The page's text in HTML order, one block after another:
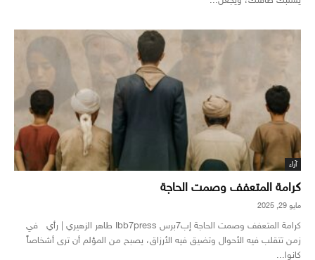
آراء
كرامة المتعفف وصمت الحاجة
مايو 29, 2025
كرامة المتعفف وصمت الحاجة إب7برس Ibb7press طاهر الزهيري | رأي في
زمن تتقلب فيه الأحوال وتضيق فيه الأرزاق، يصبح من المؤلم أن ترى أشخاصاً
كانوا...